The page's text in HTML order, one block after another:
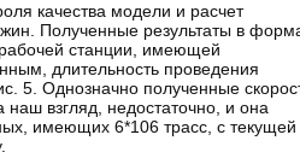
качества модели и расчет
Полученные результаты в
станции, имеющей
длительность проведения
5. Однозначно полученные
наш взгляд, недостаточно, и она
имеющих 6*106 трасс, с текущей